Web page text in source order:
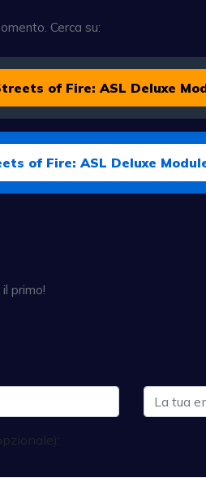
Cerca su:
of Fire: ASL Deluxe
of Fire: ASL Deluxe
primo!